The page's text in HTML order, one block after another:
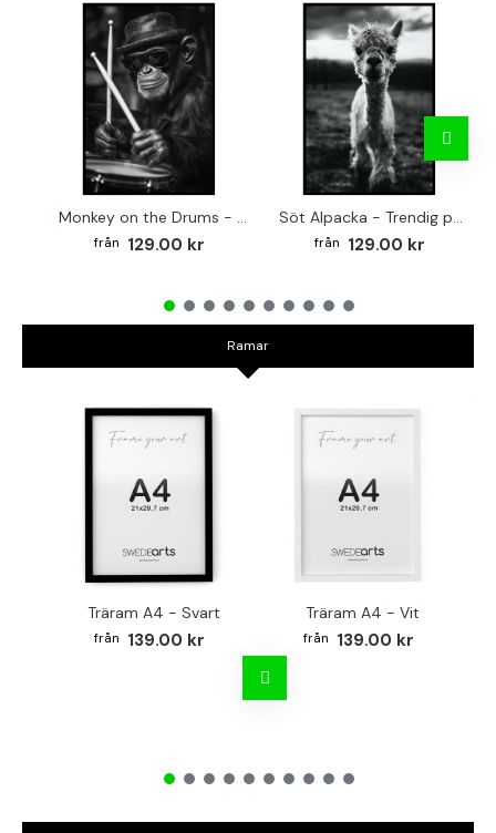
Monkey on the Drums - Trendig poster
129.00 kr
Söt Alpacka - Trendig poster
129.00 kr
Ramar
Träram A4 - Svart
139.00 kr
Träram A4 - Vit
139.00 kr